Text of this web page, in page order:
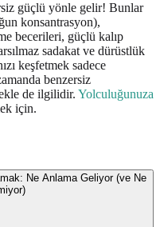
güçlü yönle gelir! Bunlar
konsantrasyon),
becerileri, güçlü kalıp
sadakat ve dürüstlük
keşfetmek sadece
benzersiz
de ilgilidir. Yolculuğunuza
için.
Ne Anlama Geliyor (ve Ne